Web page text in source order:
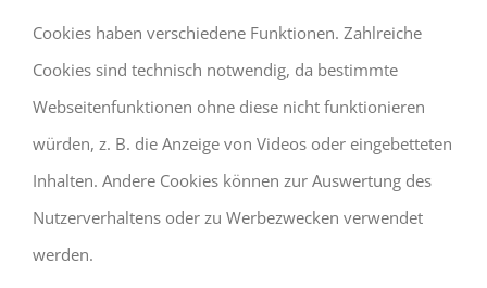
Cookies haben verschiedene Funktionen. Zahlreiche
Cookies sind technisch notwendig, da bestimmte
Webseitenfunktionen ohne diese nicht funktionieren
würden, z. B. die Anzeige von Videos oder eingebetteten
Inhalten. Andere Cookies können zur Auswertung des
Nutzerverhaltens oder zu Werbezwecken verwendet
werden.